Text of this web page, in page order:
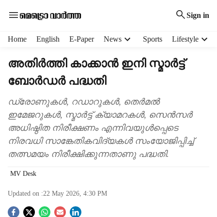
Sign in
Home English E-Paper News Sports Lifestyle
അതിർത്തി കാക്കാൻ ഇനി സ്മാർട്ട്
ബോർഡർ പദ്ധതി
ഡ്രോണുകള്‍, റഡാറുകള്‍, തെര്‍മല്‍
ഇമേജറുകള്‍, സ്മാര്‍ട്ട് ക്യാമറകള്‍, സെന്‍സര്‍
അധിഷ്ഠിത നിരീക്ഷണം എന്നിവയുള്‍പ്പെടെ
നിരവധി സാങ്കേതികവിദ്യകള്‍ സംയോജിപ്പിച്ച്
തത്സമയം നിരീക്ഷിക്കുന്നതാണു പദ്ധതി.
MV Desk
Updated on :22 May 2026, 4:30 PM